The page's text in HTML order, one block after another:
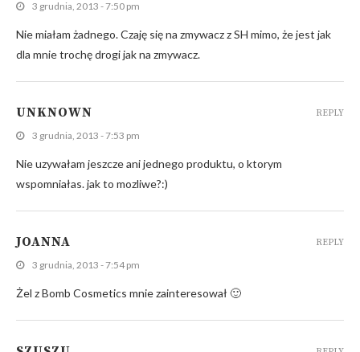
3 grudnia, 2013 - 7:50 pm
Nie miałam żadnego. Czaję się na zmywacz z SH mimo, że jest jak
dla mnie trochę drogi jak na zmywacz.
UNKNOWN
3 grudnia, 2013 - 7:53 pm
Nie uzywałam jeszcze ani jednego produktu, o ktorym
wspomniałas. jak to mozliwe?:)
REPLY
JOANNA
3 grudnia, 2013 - 7:54 pm
Żel z Bomb Cosmetics mnie zainteresował 🙂
REPLY